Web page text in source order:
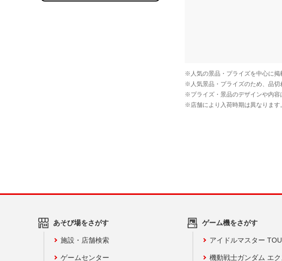
あそび場をさがす
施設・店舗検索
ゲームセンター
ゲーム機をさがす
アイドルマスター
機動戦士ガンダム エ